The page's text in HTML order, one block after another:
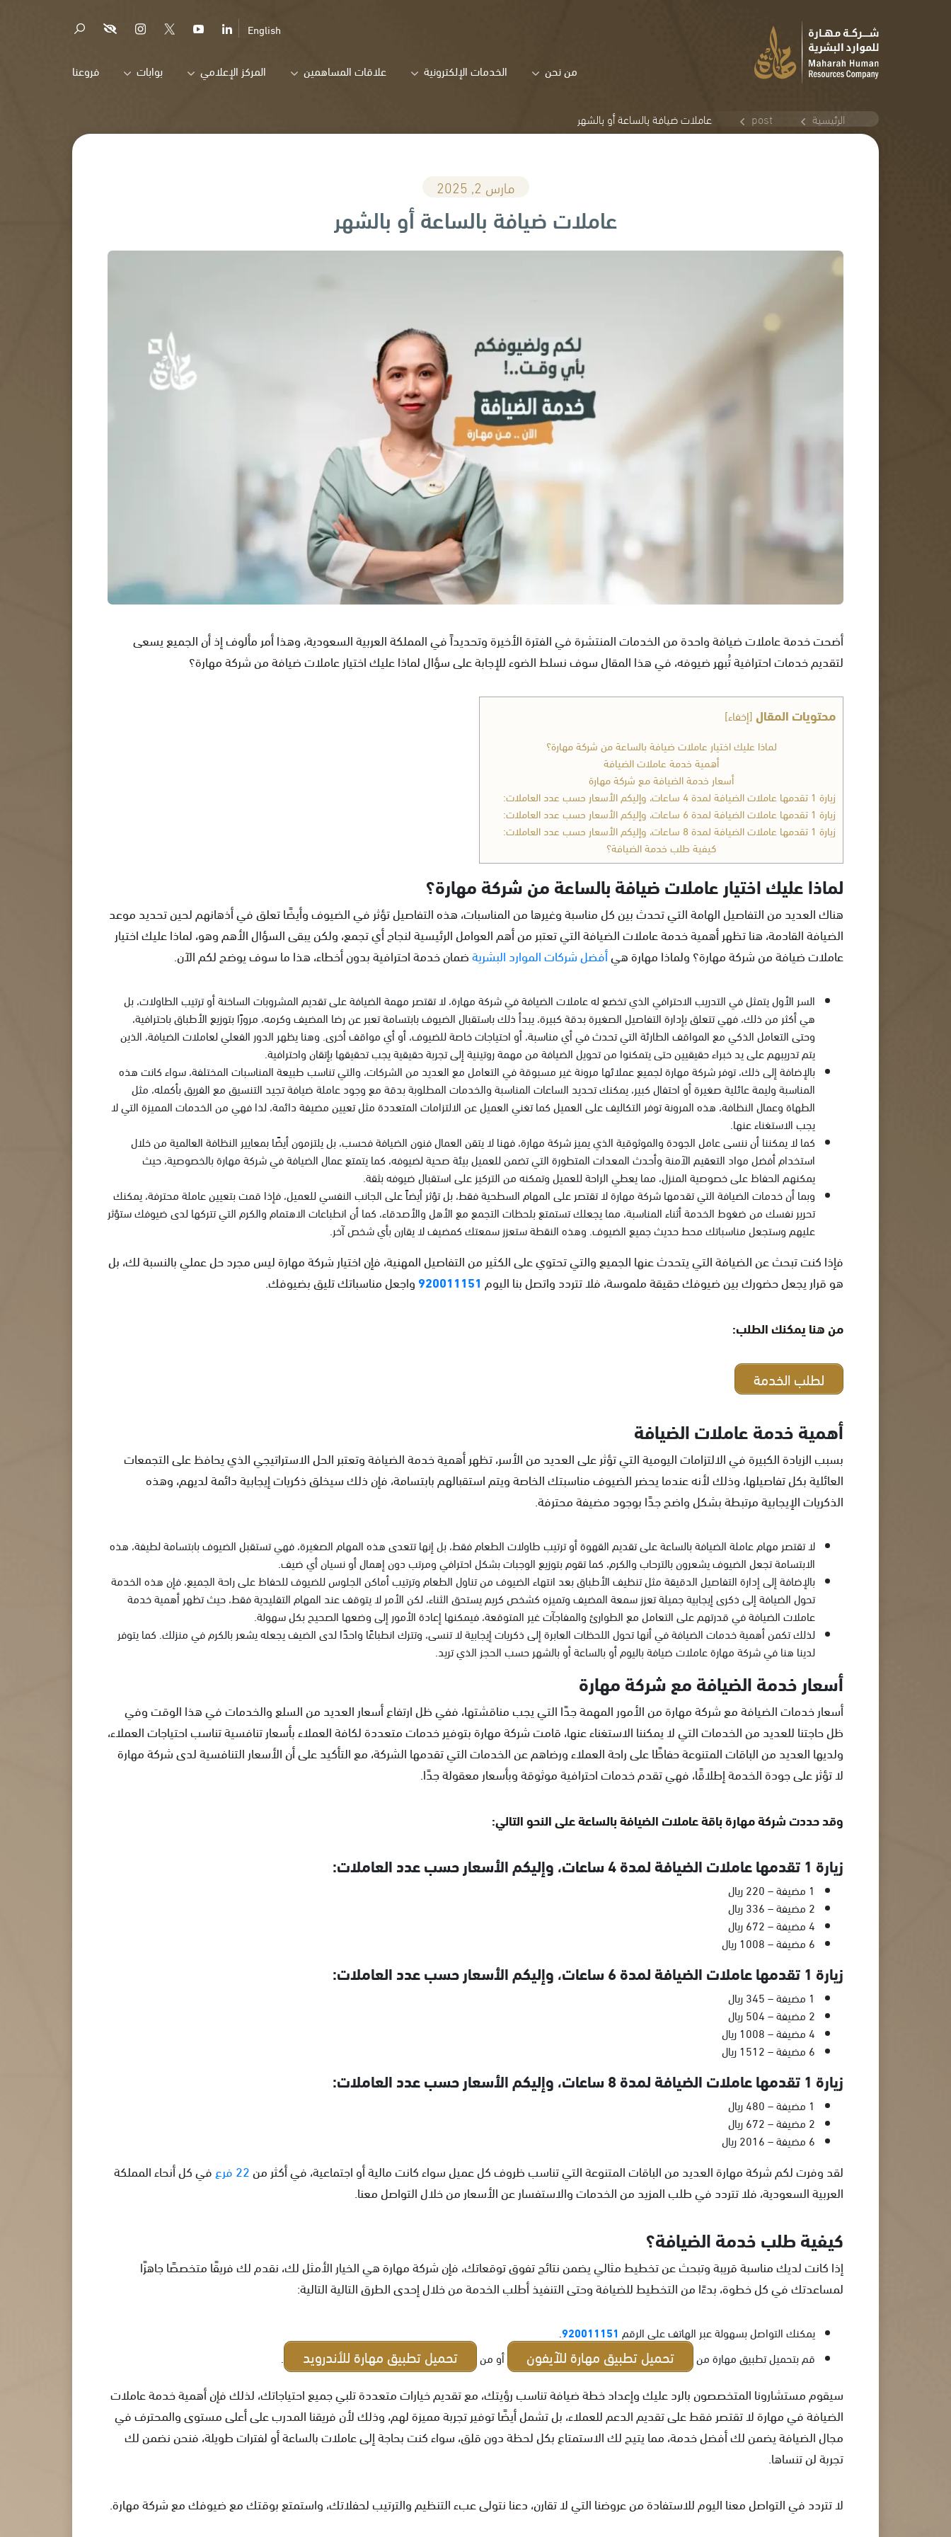
English
من نحن الخدمات الإلكترونية علاقات المساهمين المركز الإعلامي بوابات فروعنا
الرئيسية post عاملات ضيافة بالساعة أو بالشهر
مارس 2, 2025
عاملات ضيافة بالساعة أو بالشهر
أضحت خدمة عاملات ضيافة واحدة من الخدمات المنتشرة في الفترة الأخيرة وتحديداً في المملكة العربية السعودية، وهذا أمر مألوف إذ أن الجميع يسعى
لتقديم خدمات احترافية تُبهر ضيوفه، في هذا المقال سوف نسلط الضوء للإجابة على سؤال لماذا عليك اختيار عاملات ضيافة من شركة مهارة؟
محتويات المقال[إخفاء]
لماذا عليك اختيار عاملات ضيافة بالساعة من شركة مهارة؟
أهمية خدمة عاملات الضيافة
أسعار خدمة الضيافة مع شركة مهارة
زيارة 1 تقدمها عاملات الضيافة لمدة 4 ساعات، وإليكم الأسعار حسب عدد العاملات:
زيارة 1 تقدمها عاملات الضيافة لمدة 6 ساعات، وإليكم الأسعار حسب عدد العاملات:
زيارة 1 تقدمها عاملات الضيافة لمدة 8 ساعات، وإليكم الأسعار حسب عدد العاملات:
كيفية طلب خدمة الضيافة؟
لماذا عليك اختيار عاملات ضيافة بالساعة من شركة مهارة؟
هناك العديد من التفاصيل الهامة التي تحدث بين كل مناسبة وغيرها من المناسبات، هذه التفاصيل تؤثر في الضيوف وأيضًا تعلق في أذهانهم لحين تحديد موعد
الضيافة القادمة، هنا تظهر أهمية خدمة عاملات الضيافة التي تعتبر من أهم العوامل الرئيسية لنجاح أي تجمع، ولكن يبقى السؤال الأهم وهو، لماذا عليك اختيار
عاملات ضيافة من شركة مهارة؟ ولماذا مهارة هيأفضل شركات الموارد البشريةضمان خدمة احترافية بدون أخطاء، هذا ما سوف يوضح لكم الآن.
السر الأول يتمثل في التدريب الاحترافي الذي تخضع له عاملات الضيافة في شركة مهارة، لا تقتصر مهمة الضيافة على تقديم المشروبات الساخنة أو ترتيب الطاولات، بل
هي أكثر من ذلك، فهي تتعلق بإدارة التفاصيل الصغيرة بدقة كبيرة، يبدأ ذلك باستقبال الضيوف بابتسامة تعبر عن رضا المضيف وكرمه، مرورًا بتوزيع الأطباق باحترافية،
وحتى التعامل الذكي مع المواقف الطارئة التي تحدث في أي مناسبة، أو احتياجات خاصة للضيوف، أو أي مواقف أخرى. وهنا يظهر الدور الفعلي لعاملات الضيافة، الذين
يتم تدريبهم على يد خبراء حقيقيين حتى يتمكنوا من تحويل الضيافة من مهمة روتينية إلى تجربة حقيقية يجب تحقيقها بإتقان واحترافية.
بالإضافة إلى ذلك، توفر شركة مهارة لجميع عملائها مرونة غير مسبوقة في التعامل مع العديد من الشركات، والتي تناسب طبيعة المناسبات المختلفة، سواء كانت هذه
المناسبة وليمة عائلية صغيرة أو احتفال كبير، يمكنك تحديد الساعات المناسبة والخدمات المطلوبة بدقة مع وجود عاملة ضيافة تجيد التنسيق مع الفريق بأكمله، مثل
الطهاة وعمال النظافة، هذه المرونة توفر التكاليف على العميل كما تغني العميل عن الالتزامات المتعددة مثل تعيين مضيفة دائمة، لذا فهي من الخدمات المميزة التي لا
يجب الاستغناء عنها.
كما لا يمكننا أن ننسى عامل الجودة والموثوقية الذي يميز شركة مهارة، فهنا لا يتقن العمال فنون الضيافة فحسب، بل يلتزمون أيضًا بمعايير النظافة العالمية من خلال
استخدام أفضل مواد التعقيم الآمنة وأحدث المعدات المتطورة التي تضمن للعميل بيئة صحية لضيوفه، كما يتمتع عمال الضيافة في شركة مهارة بالخصوصية، حيث
يمكنهم الحفاظ على خصوصية المنزل، مما يعطي الراحة للعميل وتمكنه من التركيز على استقبال ضيوفه بثقة.
وبما أن خدمات الضيافة التي تقدمها شركة مهارة لا تقتصر على المهام السطحية فقط، بل تؤثر أيضاً على الجانب النفسي للعميل، فإذا قمت بتعيين عاملة محترفة، يمكنك
تحرير نفسك من ضغوط الخدمة أثناء المناسبة، مما يجعلك تستمتع بلحظات التجمع مع الأهل والأصدقاء، كما أن انطباعات الاهتمام والكرم التي تتركها لدى ضيوفك ستؤثر
عليهم وستجعل مناسباتك محط حديث جميع الضيوف. وهذه النقطة ستعزز سمعتك كمضيف لا يقارن بأي شخص آخر.
فإذا كنت تبحث عن الضيافة التي يتحدث عنها الجميع والتي تحتوي على الكثير من التفاصيل المهنية، فإن اختيار شركة مهارة ليس مجرد حل عملي بالنسبة لك، بل
هو قرار يجعل حضورك بين ضيوفك حقيقة ملموسة، فلا تتردد واتصل بنا اليوم 920011151واجعل مناسباتك تليق بضيوفك.
من هنا يمكنك الطلب:
لطلب الخدمة
أهمية خدمة عاملات الضيافة
بسبب الزيادة الكبيرة في الالتزامات اليومية التي تؤثر على العديد من الأسر، تظهر أهمية خدمة الضيافة وتعتبر الحل الاستراتيجي الذي يحافظ على التجمعات
العائلية بكل تفاصيلها، وذلك لأنه عندما يحضر الضيوف مناسبتك الخاصة ويتم استقبالهم بابتسامة، فإن ذلك سيخلق ذكريات إيجابية دائمة لديهم، وهذه
الذكريات الإيجابية مرتبطة بشكل واضح جدًا بوجود مضيفة محترفة.
لا تقتصر مهام عاملة الضيافة بالساعة على تقديم القهوة أو ترتيب طاولات الطعام فقط، بل إنها تتعدى هذه المهام الصغيرة، فهي تستقبل الضيوف بابتسامة لطيفة، هذه
الابتسامة تجعل الضيوف يشعرون بالترحاب والكرم، كما تقوم بتوزيع الوجبات بشكل احترافي ومرتب دون إهمال أو نسيان أي ضيف.
بالإضافة إلى إدارة التفاصيل الدقيقة مثل تنظيف الأطباق بعد انتهاء الضيوف من تناول الطعام وترتيب أماكن الجلوس للضيوف للحفاظ على راحة الجميع، فإن هذه الخدمة
تحول الضيافة إلى ذكرى إيجابية جميلة تعزز سمعة المضيف وتميزه كشخص كريم يستحق الثناء، لكن الأمر لا يتوقف عند المهام التقليدية فقط، حيث تظهر أهمية خدمة
عاملات الضيافة في قدرتهم على التعامل مع الطوارئ والمفاجآت غير المتوقعة، فيمكنها إعادة الأمور إلى وضعها الصحيح بكل سهولة.
لذلك تكمن أهمية خدمات الضيافة في أنها تحول اللحظات العابرة إلى ذكريات إيجابية لا تنسى، وتترك انطباعًا واحدًا لدى الضيف يجعله يشعر بالكرم في منزلك. كما يتوفر
لدينا هنا في شركة مهارة عاملات ضيافة باليوم أو بالساعة أو بالشهر حسب الحجز الذي تريد.
أسعار خدمة الضيافة مع شركة مهارة
أسعار خدمات الضيافة مع شركة مهارة من الأمور المهمة جدًا التي يجب مناقشتها، ففي ظل ارتفاع أسعار العديد من السلع والخدمات في هذا الوقت وفي
ظل حاجتنا للعديد من الخدمات التي لا يمكننا الاستغناء عنها، قامت شركة مهارة بتوفير خدمات متعددة لكافة العملاء بأسعار تنافسية تناسب احتياجات العملاء،
ولديها العديد من الباقات المتنوعة حفاظًا على راحة العملاء ورضاهم عن الخدمات التي تقدمها الشركة، مع التأكيد على أن الأسعار التنافسية لدى شركة مهارة
لا تؤثر على جودة الخدمة إطلاقًا، فهي تقدم خدمات احترافية موثوقة وبأسعار معقولة جدًا.
وقد حددت شركة مهارة باقة عاملات الضيافة بالساعة على النحو التالي:
زيارة 1 تقدمها عاملات الضيافة لمدة 4 ساعات، وإليكم الأسعار حسب عدد العاملات:
1 مضيفة – 220 ريال
2 مضيفة – 336 ريال
4 مضيفة – 672 ريال
6 مضيفة – 1008 ريال
زيارة 1 تقدمها عاملات الضيافة لمدة 6 ساعات، وإليكم الأسعار حسب عدد العاملات:
1 مضيفة – 345 ريال
2 مضيفة – 504 ريال
4 مضيفة – 1008 ريال
6 مضيفة – 1512 ريال
زيارة 1 تقدمها عاملات الضيافة لمدة 8 ساعات، وإليكم الأسعار حسب عدد العاملات:
1 مضيفة – 480 ريال
2 مضيفة – 672 ريال
6 مضيفة – 2016 ريال
لقد وفرت لكم شركة مهارة العديد من الباقات المتنوعة التي تناسب ظروف كل عميل سواء كانت مالية أو اجتماعية، في أكثر من22 فرع
في كل أنحاء المملكة
العربية السعودية، فلا تتردد في طلب المزيد من الخدمات والاستفسار عن الأسعار من خلال التواصل معنا.
كيفية طلب خدمة الضيافة؟
إذا كانت لديك مناسبة قريبة وتبحث عن تخطيط مثالي يضمن نتائج تفوق توقعاتك، فإن شركة مهارة هي الخيار الأمثل لك، نقدم لك فريقًا متخصصًا جاهزًا
لمساعدتك في كل خطوة، بدءًا من التخطيط للضيافة وحتى التنفيذ أطلب الخدمة من خلال إحدى الطرق التالية التالية:
يمكنك التواصل بسهولة عبر الهاتف على الرقم 920011151
.
قم بتحميل تطبيق مهارة من
تحميل تطبيق مهارة للآيفون أو من تحميل تطبيق مهارة للأندرويد .
سيقوم مستشارونا المتخصصون بالرد عليك وإعداد خطة ضيافة تناسب رؤيتك، مع تقديم خيارات متعددة تلبي جميع احتياجاتك، لذلك فإن أهمية خدمة عاملات
الضيافة في مهارة لا تقتصر فقط على تقديم الدعم للعملاء، بل تشمل أيضًا توفير تجربة مميزة لهم، وذلك لأن فريقنا المدرب على أعلى مستوى والمحترف في
مجال الضيافة يضمن لك أفضل خدمة، مما يتيح لك الاستمتاع بكل لحظة دون قلق، سواء كنت بحاجة إلى عاملات بالساعة أو لفترات طويلة، فنحن نضمن لك
تجربة لن تنساها.
لا تتردد في التواصل معنا اليوم للاستفادة من عروضنا التي لا تقارن، دعنا نتولى عبء التنظيم والترتيب لحفلاتك، واستمتع بوقتك مع ضيوفك مع شركة مهارة.